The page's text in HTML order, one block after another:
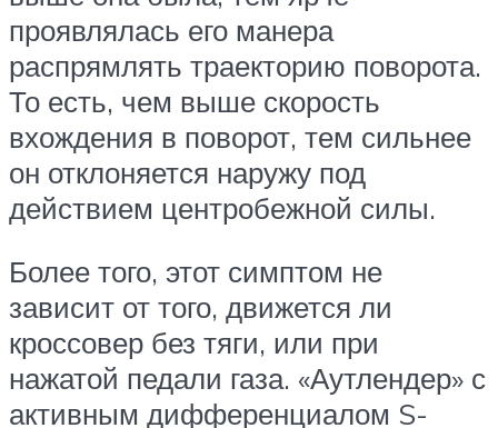
проявлялась его манера
распрямлять траекторию поворота.
То есть, чем выше скорость
вхождения в поворот, тем сильнее
он отклоняется наружу под
действием центробежной силы.
Более того, этот симптом не
зависит от того, движется ли
кроссовер без тяги, или при
нажатой педали газа. «Аутлендер» с
активным дифференциалом S-